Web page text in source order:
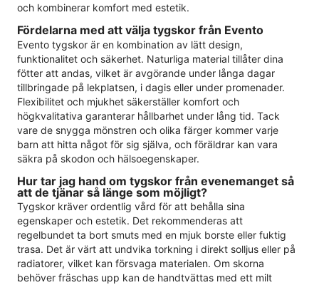
och kombinerar komfort med estetik.
Fördelarna med att välja tygskor från Evento
Evento tygskor är en kombination av lätt design,
funktionalitet och säkerhet. Naturliga material tillåter dina
fötter att andas, vilket är avgörande under långa dagar
tillbringade på lekplatsen, i dagis eller under promenader.
Flexibilitet och mjukhet säkerställer komfort och
högkvalitativa garanterar hållbarhet under lång tid. Tack
vare de snygga mönstren och olika färger kommer varje
barn att hitta något för sig själva, och föräldrar kan vara
säkra på skodon och hälsoegenskaper.
Hur tar jag hand om tygskor från evenemanget så
att de tjänar så länge som möjligt?
Tygskor kräver ordentlig vård för att behålla sina
egenskaper och estetik. Det rekommenderas att
regelbundet ta bort smuts med en mjuk borste eller fuktig
trasa. Det är värt att undvika torkning i direkt solljus eller på
radiatorer, vilket kan försvaga materialen. Om skorna
behöver fräschas upp kan de handtvättas med ett milt